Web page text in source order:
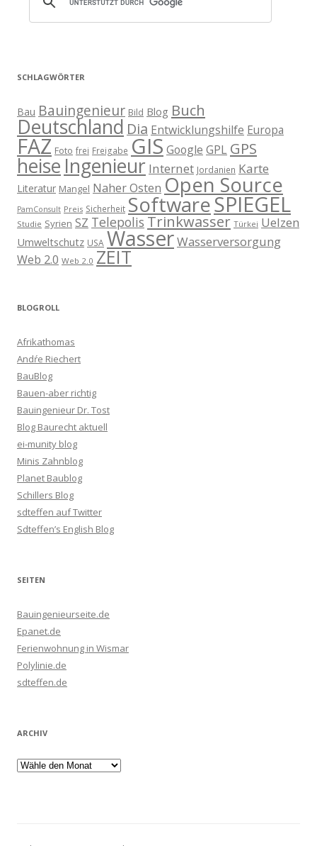
SCHLAGWÖRTER
Bau Bauingenieur Bild Blog Buch
Deutschland Dia Entwicklungshilfe Europa
FAZ Foto frei Freigabe GIS Google GPL GPS
heise Ingenieur Internet Jordanien Karte
Literatur Mangel Naher Osten Open Source
PamConsult Preis Sicherheit SoftwareSPIEGEL
Studie Syrien SZ Telepolis Trinkwasser Türkei Uelzen
Umweltschutz USA WasserWasserversorgung
Web 2.0 Web 2.0 ZEIT
BLOGROLL
Afrikathomas
Andŕe Riechert
BauBlog
Bauen-aber richtig
Bauingenieur Dr. Tost
Blog Baurecht aktuell
ei-munity blog
Minis Zahnblog
Planet Baublog
Schillers Blog
sdteffen auf Twitter
Sdteffen’s English Blog
SEITEN
Bauingenieurseite.de
Epanet.de
Ferienwohnung in Wismar
Polylinie.de
sdteffen.de
ARCHIV